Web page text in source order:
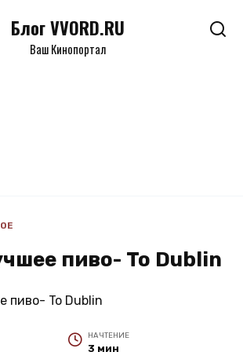
Блог VVORD.RU
Ваш Кинопортал
пиво- To Dublin
НА ЧТЕНИЕ
3 мин